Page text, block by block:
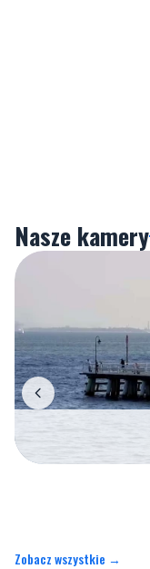
Nasze kamery
Zobacz wszystkie →